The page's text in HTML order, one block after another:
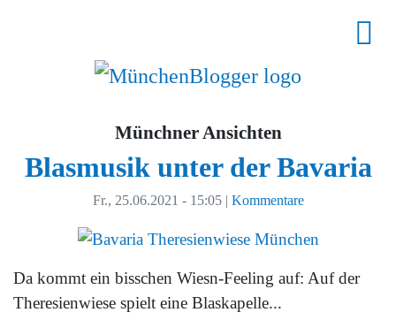
Münchner Ansichten
Blasmusik unter der Bavaria
Fr., 25.06.2021 - 15:05| Kommentare
Da kommt ein bisschen Wiesn-Feeling auf: Auf der
Theresienwiese spielt eine Blaskapelle...